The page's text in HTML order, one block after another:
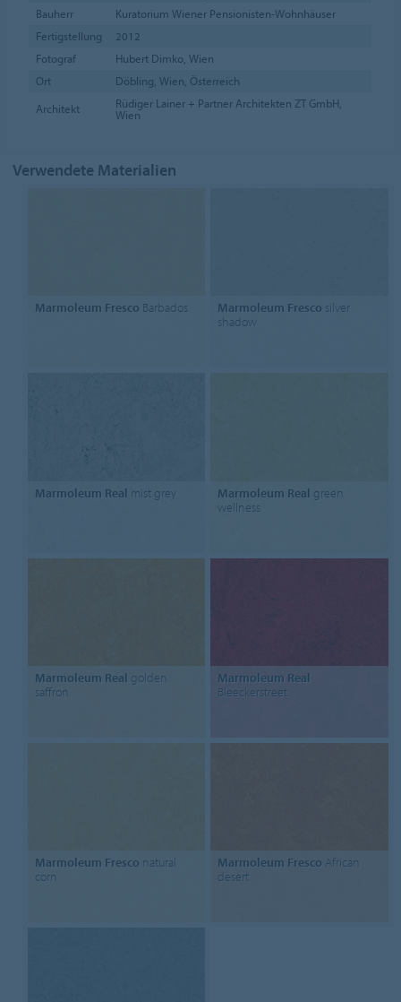
Bauherr
Kuratorium Wiener Pensionisten-Wohnhäuser
Fertigstellung
2012
Fotograf
Hubert Dimko, Wien
Ort
Döbling, Wien, Österreich
Architekt
Rüdiger Lainer + Partner Architekten ZT GmbH,
Wien
Verwendete Materialien
Marmoleum Fresco Barbados Marmoleum Fresco silver
shadow
Marmoleum Real mist grey Marmoleum Real green
wellness
Marmoleum Real golden
saffron
Marmoleum Real
Bleeckerstreet
Marmoleum Fresco natural
corn
Marmoleum Fresco African
desert